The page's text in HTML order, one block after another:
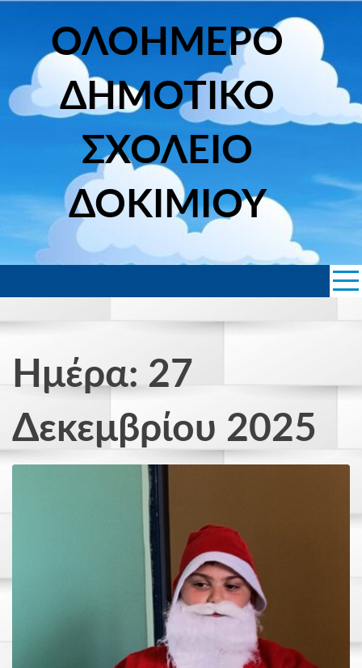
Skip
ΟΛΟΗΜΕΡΟ
ΔΗΜΟΤΙΚΟ
ΣΧΟΛΕΙΟ
ΔΟΚΙΜΙΟΥ
Ημέρα: 27
Δεκεμβρίου 2025